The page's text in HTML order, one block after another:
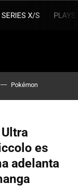
SERIES X/S
Pokémon
es
adelanta